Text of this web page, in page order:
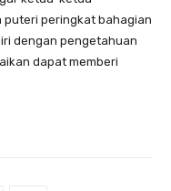
puteri peringkat bahagian
dengan pengetahuan
dapat memberi